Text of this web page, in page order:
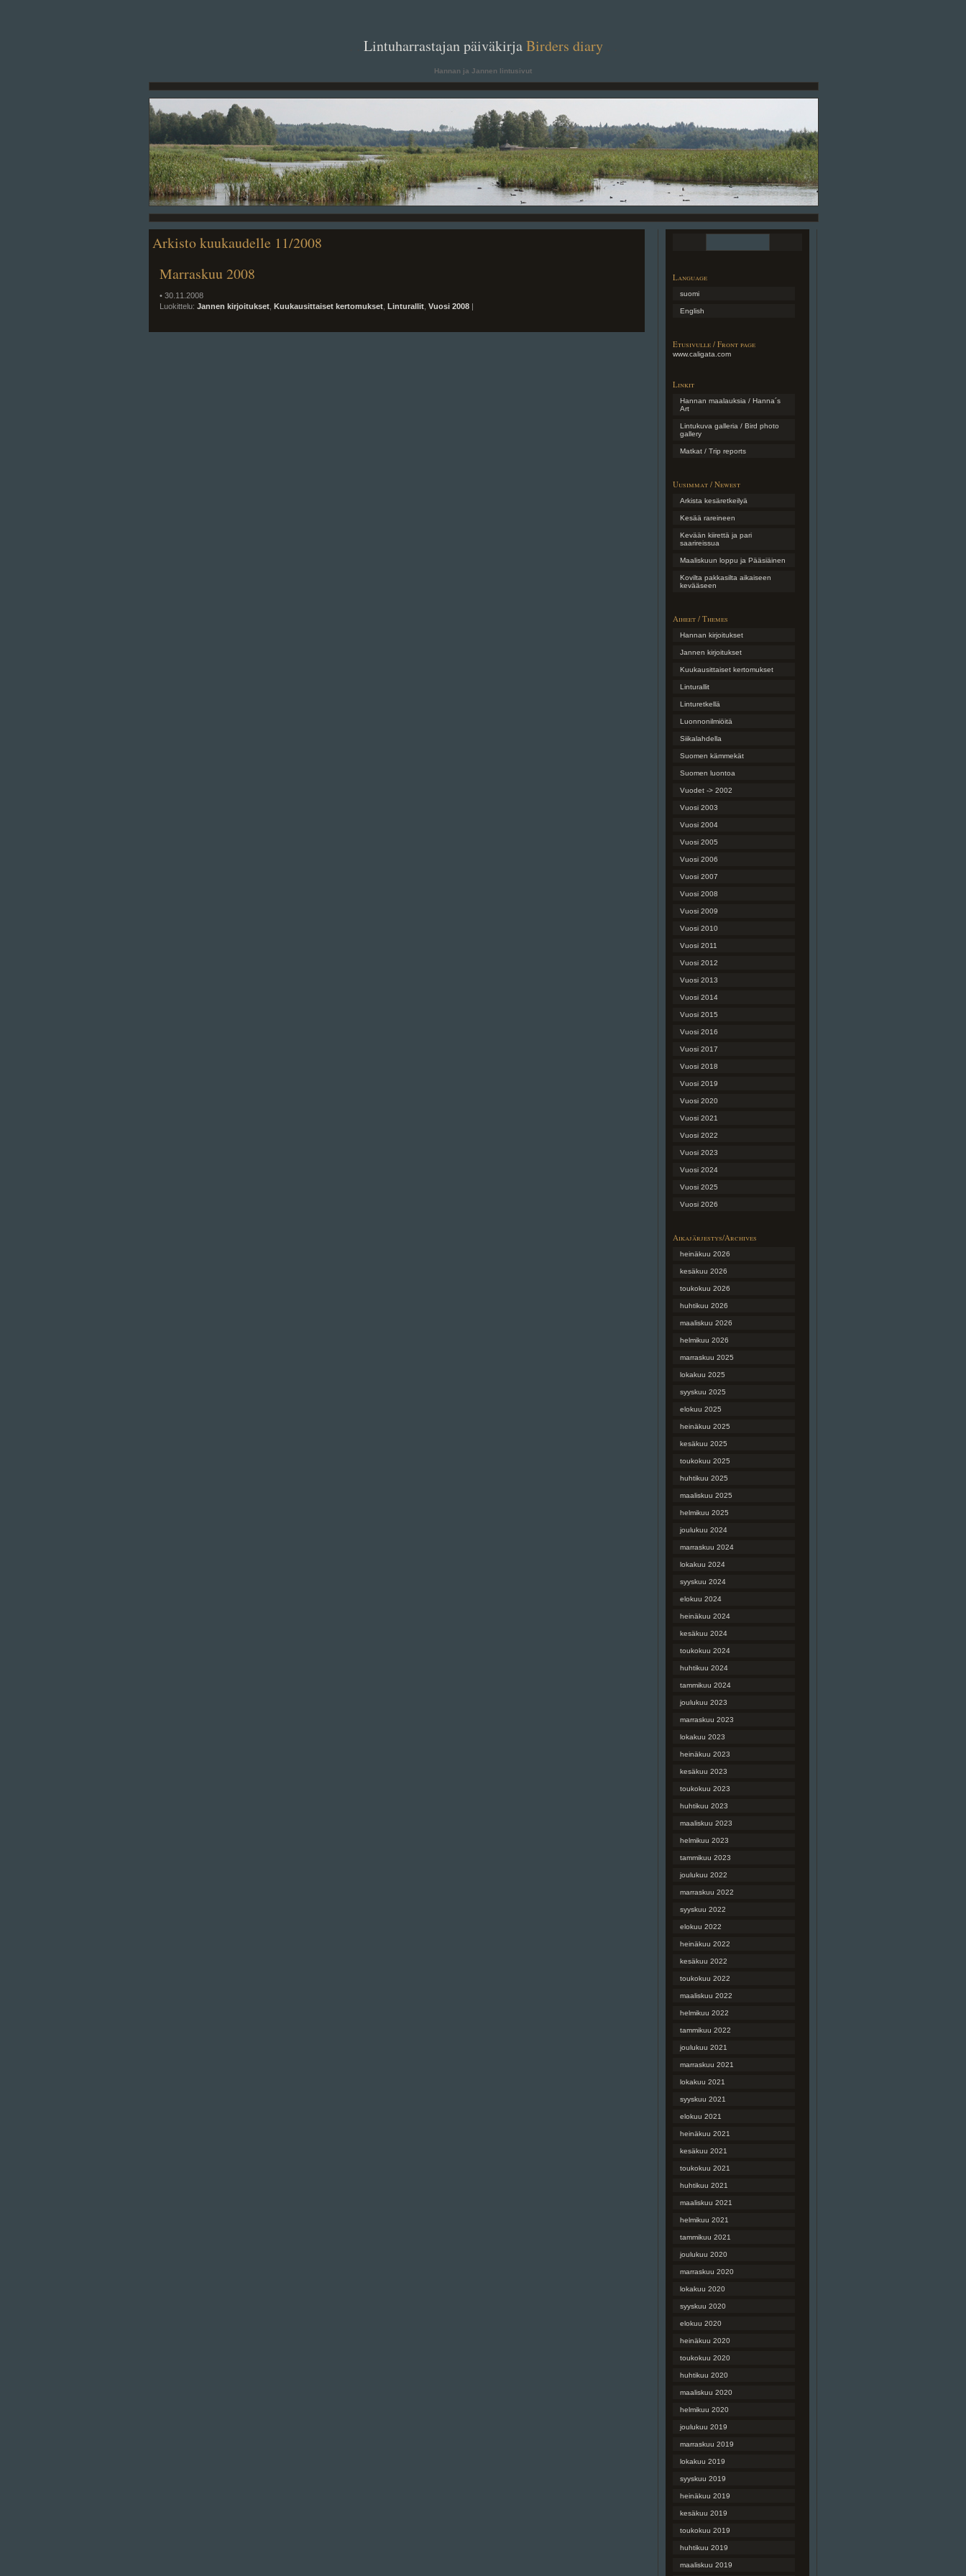
Lintuharrastajan päiväkirjaBirders diary. .
Hannan ja Jannen lintusivut
Arkisto kuukaudelle 11/2008
Marraskuu 2008
• 30.11.2008
Luokittelu: Jannen kirjoitukset Kuukausittaiset kertomukset Linturallit Vuosi 2008 |
Language
suomi
English
Etusivulle / Front page
www.caligata.com
Linkit
Hannan maalauksia / Hanna´s
Art
Lintukuva galleria / Bird photo
gallery
Matkat / Trip reports
Uusimmat / Newest
Arkista kesäretkeilyä
Kesää rareineen
Kevään kiirettä ja pari
saarireissua
Maaliskuun loppu ja Pääsiäinen
Kovilta pakkasilta aikaiseen
kevääseen
Aiheet / Themes
Hannan kirjoitukset
Jannen kirjoitukset
Kuukausittaiset kertomukset
Linturallit
Linturetkellä
Luonnonilmiöitä
Siikalahdella
Suomen kämmekät
Suomen luontoa
Vuodet -> 2002
Vuosi 2003
Vuosi 2004
Vuosi 2005
Vuosi 2006
Vuosi 2007
Vuosi 2008
Vuosi 2009
Vuosi 2010
Vuosi 2011
Vuosi 2012
Vuosi 2013
Vuosi 2014
Vuosi 2015
Vuosi 2016
Vuosi 2017
Vuosi 2018
Vuosi 2019
Vuosi 2020
Vuosi 2021
Vuosi 2022
Vuosi 2023
Vuosi 2024
Vuosi 2025
Vuosi 2026
Aikajärjestys/Archives
heinäkuu 2026
kesäkuu 2026
toukokuu 2026
huhtikuu 2026
maaliskuu 2026
helmikuu 2026
marraskuu 2025
lokakuu 2025
syyskuu 2025
elokuu 2025
heinäkuu 2025
kesäkuu 2025
toukokuu 2025
huhtikuu 2025
maaliskuu 2025
helmikuu 2025
joulukuu 2024
marraskuu 2024
lokakuu 2024
syyskuu 2024
elokuu 2024
heinäkuu 2024
kesäkuu 2024
toukokuu 2024
huhtikuu 2024
tammikuu 2024
joulukuu 2023
marraskuu 2023
lokakuu 2023
heinäkuu 2023
kesäkuu 2023
toukokuu 2023
huhtikuu 2023
maaliskuu 2023
helmikuu 2023
tammikuu 2023
joulukuu 2022
marraskuu 2022
syyskuu 2022
elokuu 2022
heinäkuu 2022
kesäkuu 2022
toukokuu 2022
maaliskuu 2022
helmikuu 2022
tammikuu 2022
joulukuu 2021
marraskuu 2021
lokakuu 2021
syyskuu 2021
elokuu 2021
heinäkuu 2021
kesäkuu 2021
toukokuu 2021
huhtikuu 2021
maaliskuu 2021
helmikuu 2021
tammikuu 2021
joulukuu 2020
marraskuu 2020
lokakuu 2020
syyskuu 2020
elokuu 2020
heinäkuu 2020
toukokuu 2020
huhtikuu 2020
maaliskuu 2020
helmikuu 2020
joulukuu 2019
marraskuu 2019
lokakuu 2019
syyskuu 2019
heinäkuu 2019
kesäkuu 2019
toukokuu 2019
huhtikuu 2019
maaliskuu 2019